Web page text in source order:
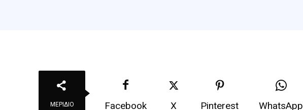
ΜΕΡΊΔΙΟ Facebook X Pinterest WhatsApp